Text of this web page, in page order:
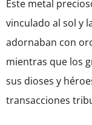
Este metal
vinculado al sol y
adornaban con
mientras que los
sus dioses y
transacciones